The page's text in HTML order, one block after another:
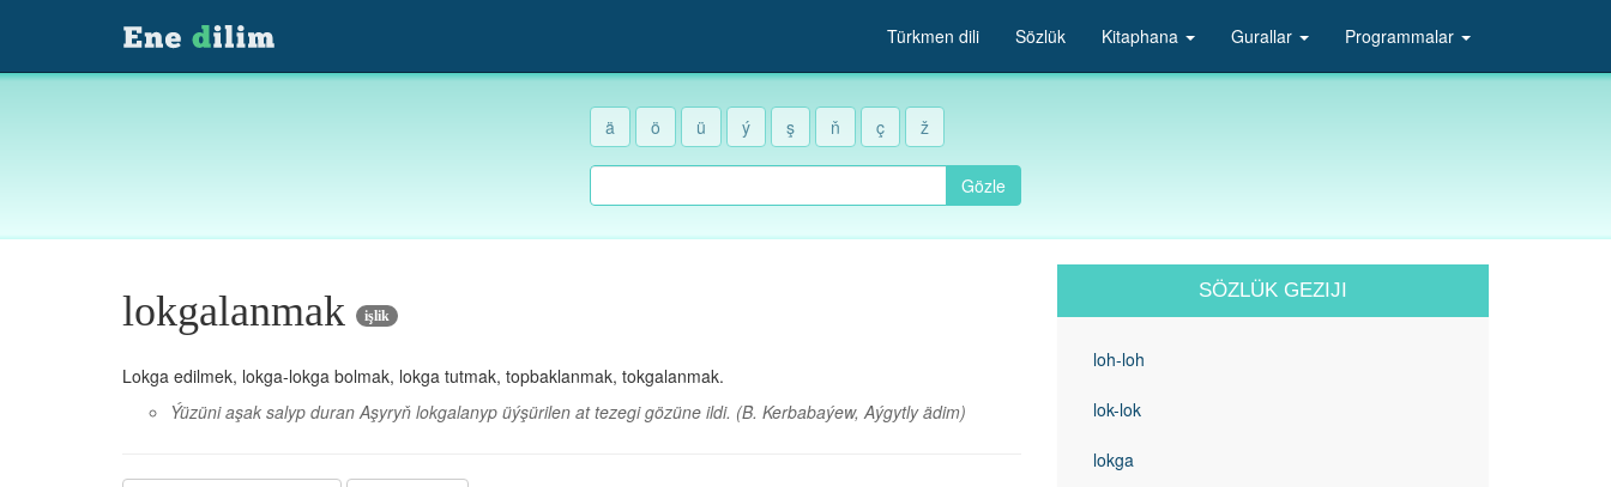
Türkmen dili Sözlük Kitaphana Gurallar Programmalar
ä ö ü ý ş ň ç ž
Gözle
lokgalanmak işlik
Lokga edilmek, lokga-lokga bolmak, lokga tutmak, topbaklanmak, tokgalanmak.
Ýüzüni aşak salyp duran Aşyryň lokgalanyp üýşürilen at tezegi gözüne ildi. (B. Kerbabaýew, Aýgytly ädim)
SÖZLÜK GEZIJI
loh-loh
lok-lok
lokga